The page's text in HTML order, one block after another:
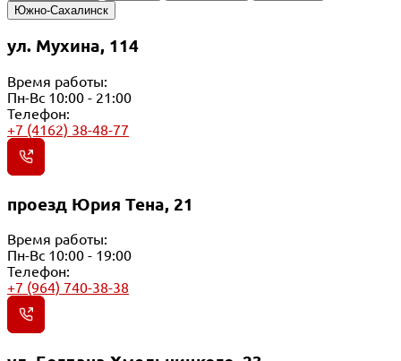
Южно-Сахалинск
ул. Мухина, 114
Время работы:
Пн-Вс 10:00 - 21:00
Телефон:
+7 (4162) 38-48-77
проезд Юрия Тена, 21
Время работы:
Пн-Вс 10:00 - 19:00
Телефон:
+7 (964) 740-38-38